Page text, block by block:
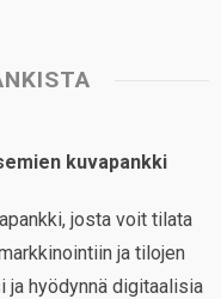
kuvapankki
josta voit tilata
ja tilojen
hyödynnä digitaalisia